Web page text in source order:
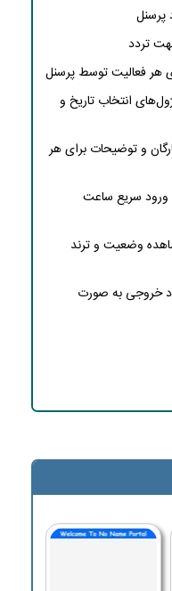
انتخاب تاریخ و
و توضیحات برای هر
ورود سریع ساعت
وضعیت و ترند
خروجی به صورت